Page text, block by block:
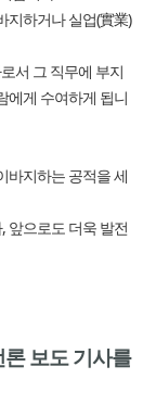
지하거나 실업(實業)
서 그 직무에 부지
에게 수여하게 됩니
바지하는 공적을 세
앞으로도 더욱 발전
보도 기사를